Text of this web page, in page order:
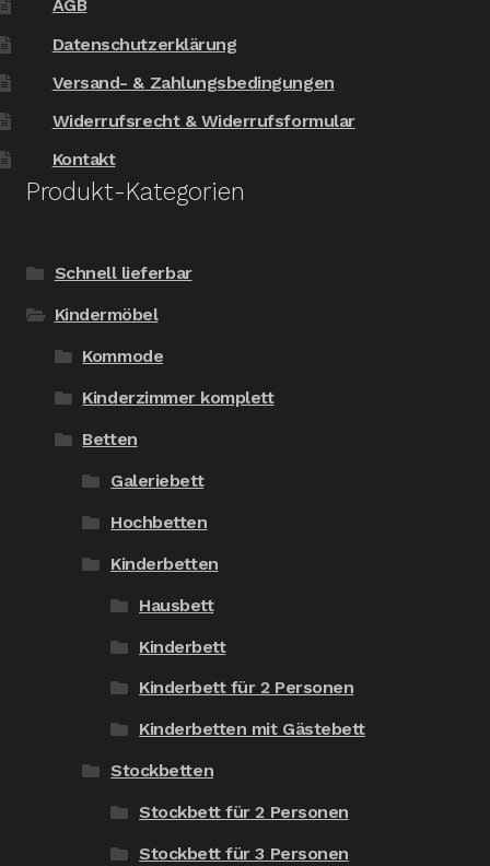
AGB
Datenschutzerklärung
Versand- & Zahlungsbedingungen
Widerrufsrecht & Widerrufsformular
Kontakt
Produkt-Kategorien
Schnell lieferbar
Kindermöbel
Kommode
Kinderzimmer komplett
Betten
Galeriebett
Hochbetten
Kinderbetten
Hausbett
Kinderbett
Kinderbett für 2 Personen
Kinderbetten mit Gästebett
Stockbetten
Stockbett für 2 Personen
Stockbett für 3 Personen